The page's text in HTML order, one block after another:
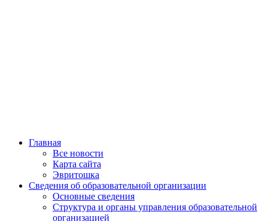
Главная
Все новости
Карта сайта
Эвритошка
Сведения об образовательной организации
Основные сведения
Структура и органы управления образовательной
организацией